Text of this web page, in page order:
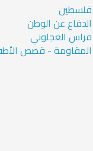
فلسطين
الدفاع عن الوطن
فراس العجلوني
المقاومة - قصص